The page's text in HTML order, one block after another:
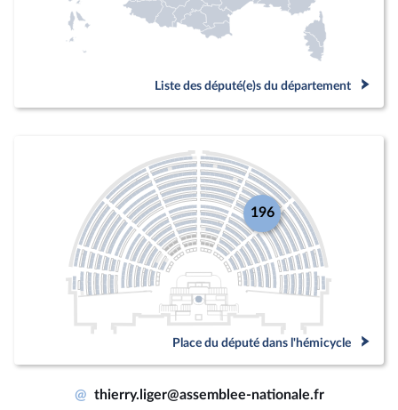
Liste des député(e)s du département
196
Place du député dans l'hémicycle
@ thierry.liger@assemblee-nationale.fr